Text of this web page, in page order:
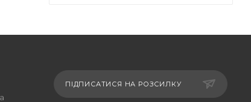
ПІДПИСАТИСЯ НА РОЗСИЛКУ